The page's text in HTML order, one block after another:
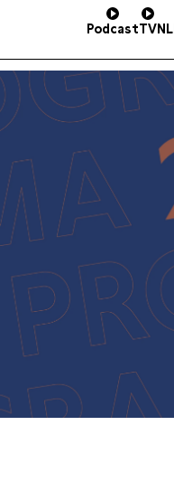
PodcastTVNL